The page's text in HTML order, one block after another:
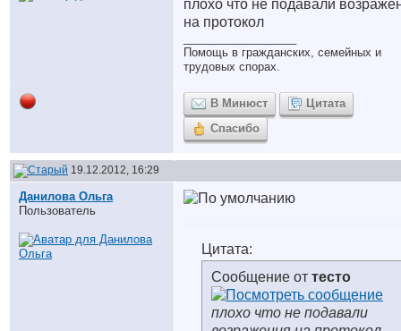
плохо что не подавали
на протокол
Помощь в гражданских, семейных и
трудовых спорах.
В Минюст
Цитата
Спасибо
19.12.2012, 16:29
Данилова Ольга
Пользователь
Цитата:
Сообщение от тесто
плохо что не подавали